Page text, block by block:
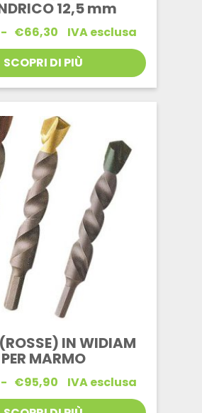
12,5 mm
- €66,30Fascia
prezzo:
da
€13,10
a
IVA esclusa
SCOPRI DI PIÙ
IN WIDIAM
PER MARMO
- €95,90Fascia
prezzo:
IVA esclusa